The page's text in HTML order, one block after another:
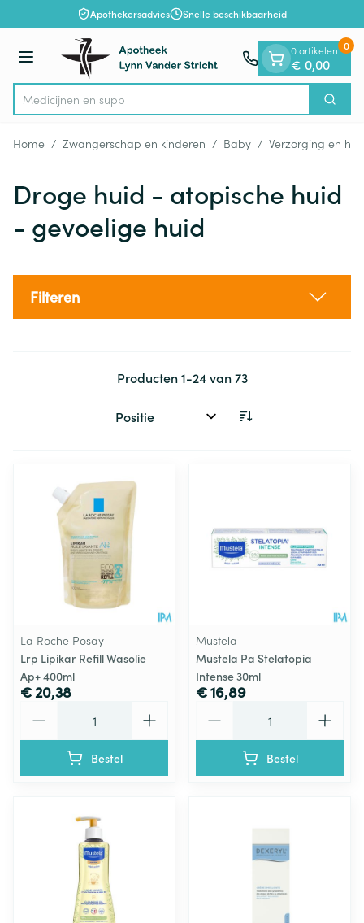
Ga naar de inhoudApothekersadvies Snelle beschikbaarheid
Menu
Product, merk, categorie...
M Zoek
0 artikelen
€ 0,00
0
Home / Zwangerschap en kinderen / Baby / Verzorging en
Droge huid - atopische huid
- gevoelige huid
Filteren
Producten1-24van73
Sorteer op:
La Roche Posay
Lrp Lipikar Refill Wasolie
Ap+ 400ml
€ 20,38
Bestel
Mustela
Mustela Pa Stelatopia
Intense 30ml
€ 16,89
Bestel